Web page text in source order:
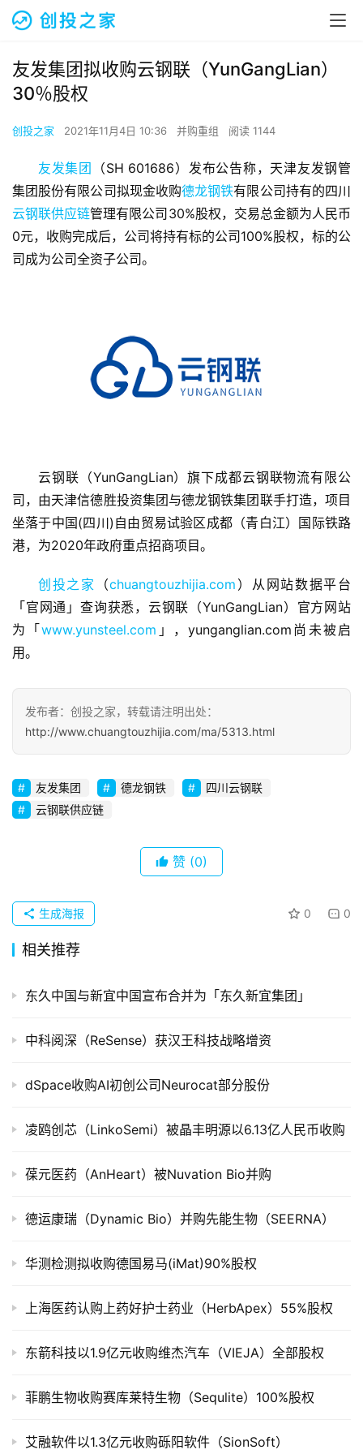
页
融
道
商
观
察
企
业
布
并
重
投
据
创
投稿
友发集团拟收购云钢联（YunGangLian）
30％股权
创投之家 2021年11月4日 10:36 并购重组 阅读 1144
友发集团
（SH 601686）发布公告称，天津友发钢管
集团股份有限公司拟现金收购德龙钢铁有限公司持有的四川
云钢联供应链管理有限公司30%股权，交易总金额为人民币
0元，收购完成后，公司将持有标的公司100%股权，标的公
司成为公司全资子公司。
云钢联（YunGangLian）旗下成都云钢联物流有限公
司，由天津信德胜投资集团与德龙钢铁集团联手打造，项目
坐落于中国(四川)自由贸易试验区成都（青白江）国际铁路
港，为2020年政府重点招商项目。
创投之家 （chuangtouzhijia.com ）从网站数据平台
「官网通」查询获悉，云钢联（YunGangLian）官方网站
为「www.yunsteel.com 」，yunganglian.com尚未被启
用。
发布者：创投之家，转载请注明出处：
http://www.chuangtouzhijia.com/ma/5313.html
友发集团 德龙钢铁
四川云钢联
云钢联供应链
赞 (0)
0 0
生成海报
相关推荐
东久中国与新宜中国宣布合并为「东久新宜集团」
中科阅深（ReSense）获汉王科技战略增资
dSpace收购AI初创公司Neurocat部分股份
凌鸥创芯（LinkoSemi）被晶丰明源以6.13亿人民币收购
葆元医药（AnHeart）被Nuvation Bio并购
德运康瑞（Dynamic Bio）并购先能生物（SEERNA）
华测检测拟收购德国易马(iMat)90%股权
上海医药认购上药好护士药业（HerbApex）55%股权
东箭科技以1.9亿元收购维杰汽车（VIEJA）全部股权
菲鹏生物收购赛库莱特生物（Sequlite）100%股权
艾融软件以1.3亿元收购砾阳软件（SionSoft）